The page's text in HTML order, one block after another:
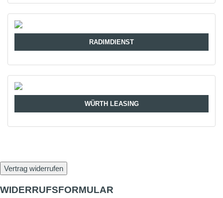
RADIMDIENST
WÜRTH LEASING
Vertrag widerrufen
WIDERRUFSFORMULAR